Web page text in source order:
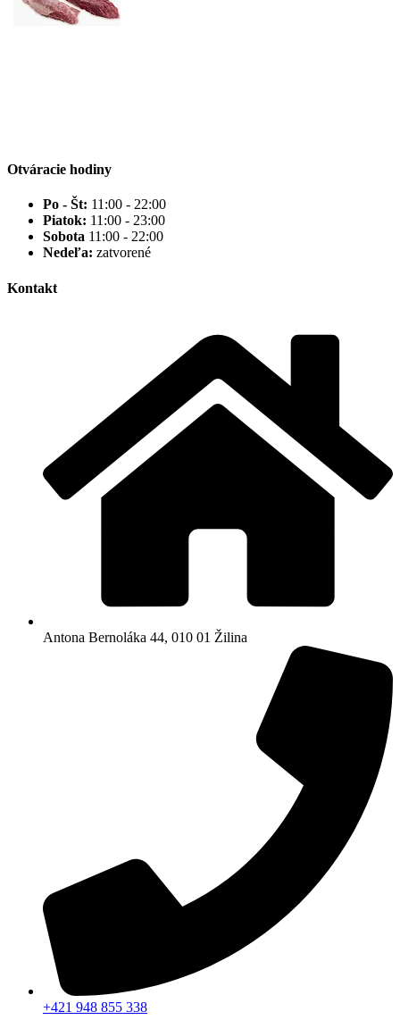
Otváracie hodiny
Po - Št: 11:00 - 22:00
Piatok: 11:00 - 23:00
Sobota 11:00 - 22:00
Nedeľa: zatvorené
Kontakt
Antona Bernoláka 44, 010 01 Žilina
+421 948 855 338